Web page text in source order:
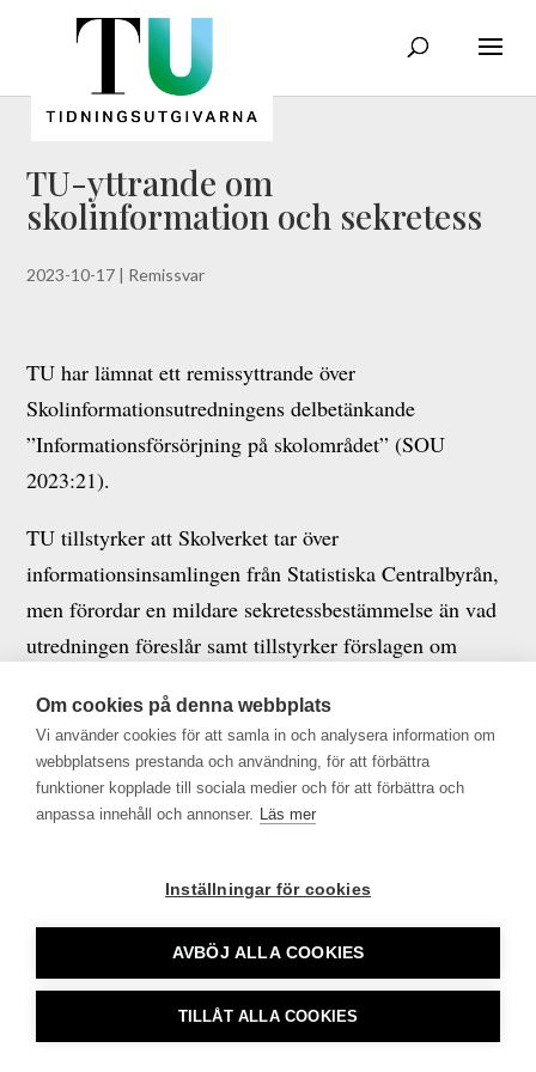
TU-yttrande om
skolinformation och sekretess
2023-10-17 | Remissvar
TU har lämnat ett remissyttrande över
Skolinformationsutredningens delbetänkande
”Informationsförsörjning på skolområdet” (SOU
2023:21).
TU tillstyrker att Skolverket tar över
informationsinsamlingen från Statistiska Centralbyrån,
men förordar en mildare sekretessbestämmelse än vad
utredningen föreslår samt tillstyrker förslagen om
Läs yttrandet i sin helhet här >>
Om cookies på denna webbplats
Vi använder cookies för att samla in och analysera information om
webbplatsens prestanda och användning, för att förbättra
funktioner kopplade till sociala medier och för att förbättra och
anpassa innehåll och annonser. Läs mer
Inställningar för cookies
AVBÖJ ALLA COOKIES
TILLÅT ALLA COOKIES